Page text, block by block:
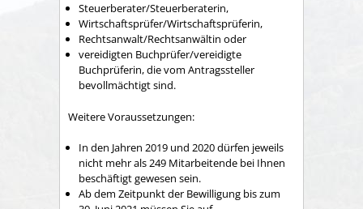
Steuerberater/Steuerberaterin,
Wirtschaftsprüfer/Wirtschaftsprüferin,
Rechtsanwalt/Rechtsanwältin oder
vereidigten Buchprüfer/vereidigte
Buchprüferin, die vom Antragssteller
bevollmächtigt sind.
Weitere Voraussetzungen:
In den Jahren 2019 und 2020 dürfen jeweils
nicht mehr als 249 Mitarbeitende bei Ihnen
beschäftigt gewesen sein.
Ab dem Zeitpunkt der Bewilligung bis zum